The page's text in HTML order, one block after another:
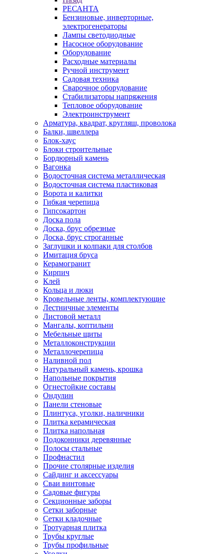
РЕСАНТА
Бензиновые, инверторные,
электрогенераторы
Лампы светодиодные
Насосное оборудование
Оборудование
Расходные материалы
Ручной инструмент
Садовая техника
Сварочное оборудование
Стабилизаторы напряжения
Тепловое оборудование
Электроинструмент
Арматура, квадрат, кругляш, проволока
Балки, швеллера
Блок-хаус
Блоки строительные
Бордюрный камень
Вагонка
Водосточная система металлическая
Водосточная система пластиковая
Ворота и калитки
Гибкая черепица
Гипсокартон
Доска пола
Доска, брус обрезные
Доска, брус строганные
Заглушки и колпаки для столбов
Имитация бруса
Керамогранит
Кирпич
Клей
Кольца и люки
Кровельные ленты, комплектующие
Лестничные элементы
Листовой металл
Мангалы, коптильни
Мебельные щиты
Металлоконструкции
Металлочерепица
Наливной пол
Натуральный камень, крошка
Напольные покрытия
Огнестойкие составы
Ондулин
Панели стеновые
Плинтуса, уголки, наличники
Плитка керамическая
Плитка напольная
Подоконники деревянные
Полосы стальные
Профнастил
Прочие столярные изделия
Сайдинг и аксессуары
Сваи винтовые
Садовые фигуры
Секционные заборы
Сетки заборные
Сетки кладочные
Тротуарная плитка
Трубы круглые
Трубы профильные